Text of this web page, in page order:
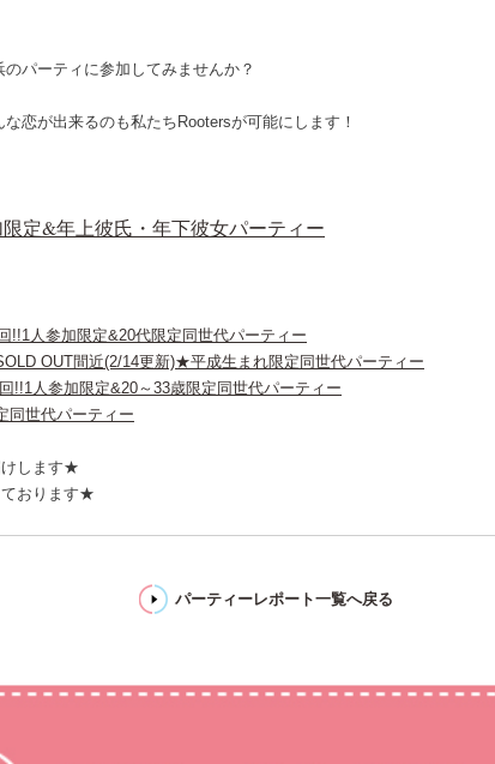
パーティに参加してみませんか？
恋が出来るのも私たちRootersが可能にします！
定&年上彼氏・年下彼女パーティー
!!1人参加限定&20代限定同世代パーティー
OUT間近(2/14更新)★平成生まれ限定同世代パーティー
!!1人参加限定&20～33歳限定同世代パーティー
同世代パーティー
けします★
ております★
パーティーレポート一覧へ戻る